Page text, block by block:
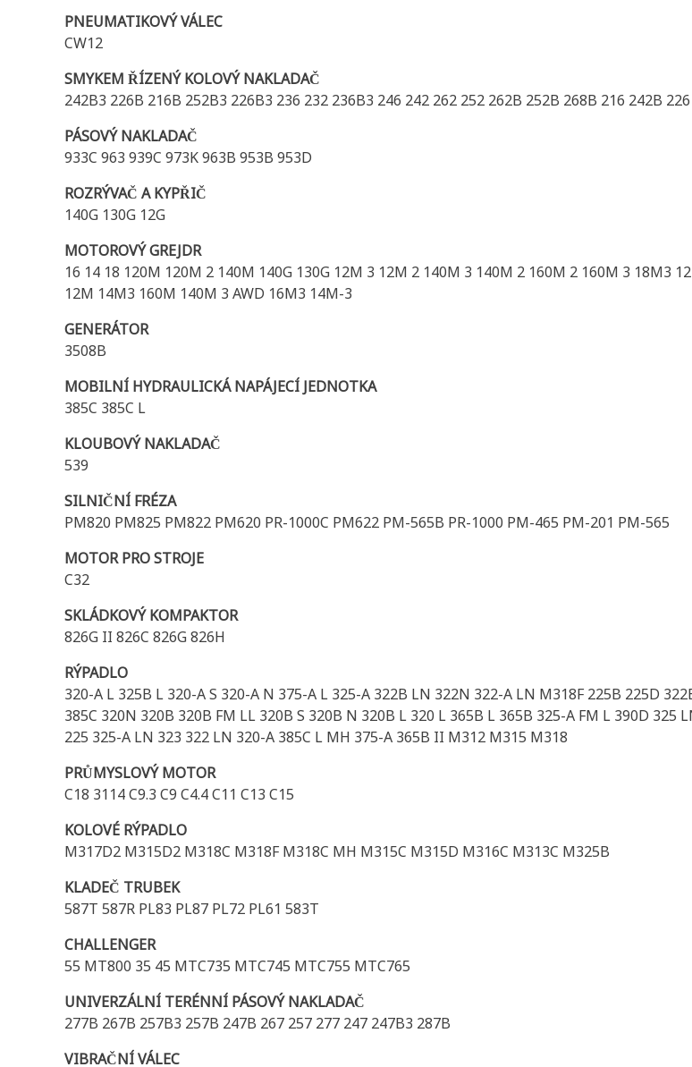
PNEUMATIKOVÝ VÁLEC
CW12
SMYKEM ŘÍZENÝ KOLOVÝ NAKLADAČ
242B3 226B 216B 252B3 226B3 236 232 236B3 246 242 262 252 262B 252B 268B 216 242B
PÁSOVÝ NAKLADAČ
933C 963 939C 973K 963B 953B 953D
ROZRÝVAČ A KYPŘIČ
140G 130G 12G
MOTOROVÝ GREJDR
16 14 18 120M 120M 2 140M 140G 130G 12M 3 12M 2 140M 3 140M 2 160M 2 160M 3 18M3
12M 14M3 160M 140M 3 AWD 16M3 14M-3
GENERÁTOR
3508B
MOBILNÍ HYDRAULICKÁ NAPÁJECÍ JEDNOTKA
385C 385C L
KLOUBOVÝ NAKLADAČ
539
SILNIČNÍ FRÉZA
PM820 PM825 PM822 PM620 PR-1000C PM622 PM-565B PR-1000 PM-465 PM-201 PM-565
MOTOR PRO STROJE
C32
SKLÁDKOVÝ KOMPAKTOR
826G II 826C 826G 826H
RÝPADLO
320-A L 325B L 320-A S 320-A N 375-A L 325-A 322B LN 322N 322-A LN M318F 225B 225D
385C 320N 320B 320B FM LL 320B S 320B N 320B L 320 L 365B L 365B 325-A FM L 390D
225 325-A LN 323 322 LN 320-A 385C L MH 375-A 365B II M312 M315 M318
PRŮMYSLOVÝ MOTOR
C18 3114 C9.3 C9 C4.4 C11 C13 C15
KOLOVÉ RÝPADLO
M317D2 M315D2 M318C M318F M318C MH M315C M315D M316C M313C M325B
KLADEČ TRUBEK
587T 587R PL83 PL87 PL72 PL61 583T
CHALLENGER
55 MT800 35 45 MTC735 MTC745 MTC755 MTC765
UNIVERZÁLNÍ TERÉNNÍ PÁSOVÝ NAKLADAČ
277B 267B 257B3 257B 247B 267 257 277 247 247B3 287B
VIBRAČNÍ VÁLEC